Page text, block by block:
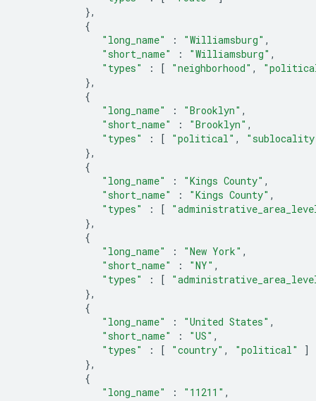
},
{
"long_name"
: "Williamsburg" ,
"short_name"
: "Williamsburg" ,
"types"
: [ "neighborhood" ,
},
{
"long_name"
: "Brooklyn" ,
"short_name"
: "Brooklyn" ,
"types"
: [ "political" ,
},
{
"long_name"
: "Kings County" ,
"short_name"
: "Kings County" ,
"types"
: [
},
{
"long_name"
: "New York" ,
"short_name"
: "NY" ,
"types"
: [
},
{
"long_name"
: "United States" ,
"short_name"
: "US" ,
"types"
: [ "country" , "political"
]
},
{
"long_name"
: "11211" ,